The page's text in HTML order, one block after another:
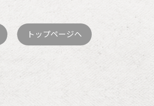
トップページヘ